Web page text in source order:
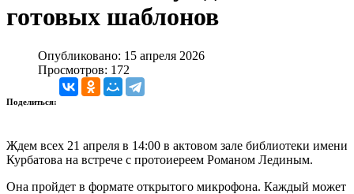
готовых шаблонов
Опубликовано: 15 апреля 2026
Просмотров: 172
Поделиться:
Ждем всех 21 апреля в 14:00 в актовом зале библиотеки имени
Курбатова на встрече с протоиереем Романом Лединым.
Она пройдет в формате открытого микрофона. Каждый может